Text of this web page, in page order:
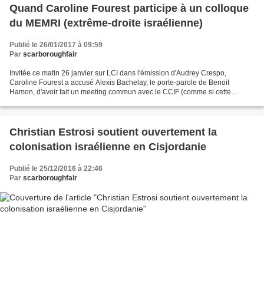
Quand Caroline Fourest participe à un colloque
du MEMRI (extrême-droite israélienne)
Publié le 26/01/2017 à 09:59
Par scarboroughfair
Invitée ce matin 26 janvier sur LCI dans l'émission d'Audrey Crespo,
Caroline Fourest a accusé Alexis Bachelay, le porte-parole de Benoit
Hamon, d'avoir fait un meeting commun avec le CCIF (comme si cette
Christian Estrosi soutient ouvertement la
colonisation israélienne en Cisjordanie
Publié le 25/12/2016 à 22:46
Par scarboroughfair